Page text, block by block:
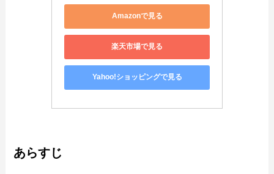
Amazonで見る
楽天市場で見る
Yahoo!ショッピングで見る
あらすじ